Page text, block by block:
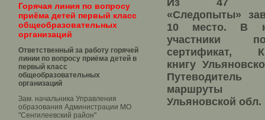
Горячая линия по вопросу
приёма детей первый класс
общеобразовательных
организаций
Ответственный за работу горячей
линии по вопросу приёма детей в
первый класс
общеобразовательных
организаций
Зам. начальника Управления
образования Администрации МО
"Сенгилеевский район"
Из 47
«Следопыты»
10 место. В
участники
сертификат,
книгу
Ульяновской обл.